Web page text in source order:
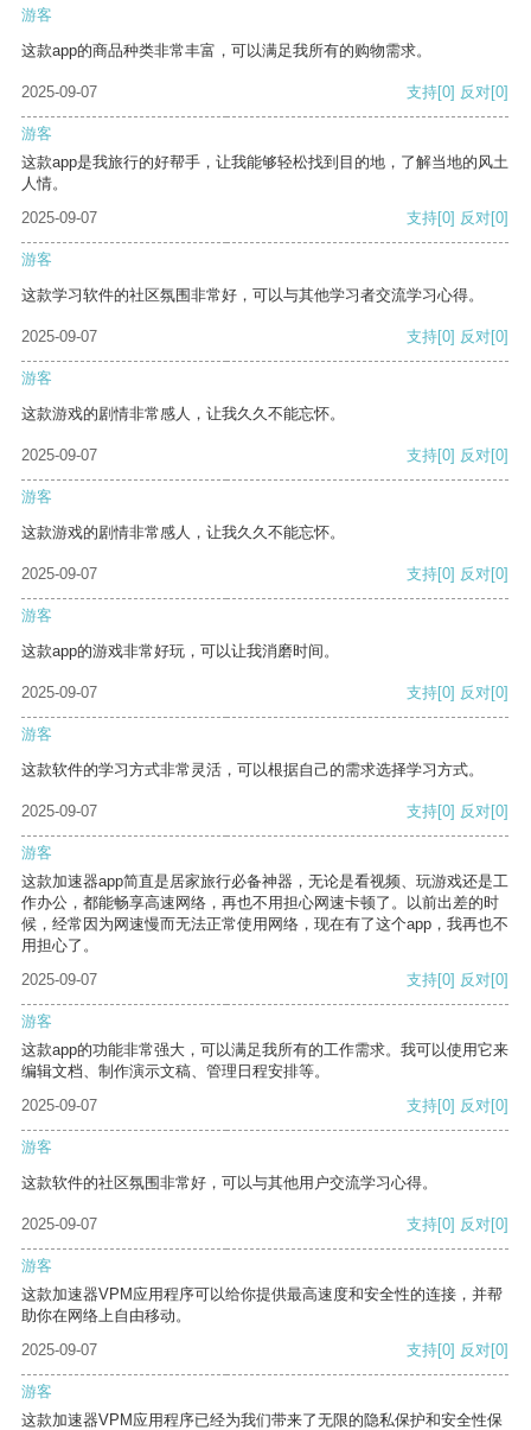
游客
这款app的商品种类非常丰富，可以满足我所有的购物需求。
2025-09-07 支持[0] 反对[0]
游客
这款app是我旅行的好帮手，让我能够轻松找到目的地，了解当地的风土
人情。
2025-09-07
支持[0] 反对[0]
游客
这款学习软件的社区氛围非常好，可以与其他学习者交流学习心得。
2025-09-07 支持[0] 反对[0]
游客
这款游戏的剧情非常感人，让我久久不能忘怀。
2025-09-07 支持[0] 反对[0]
游客
这款游戏的剧情非常感人，让我久久不能忘怀。
2025-09-07 支持[0] 反对[0]
游客
这款app的游戏非常好玩，可以让我消磨时间。
2025-09-07 支持[0] 反对[0]
游客
这款软件的学习方式非常灵活，可以根据自己的需求选择学习方式。
2025-09-07 支持[0] 反对[0]
游客
这款加速器app简直是居家旅行必备神器，无论是看视频、玩游戏还是工
作办公，都能畅享高速网络，再也不用担心网速卡顿了。以前出差的时
候，经常因为网速慢而无法正常使用网络，现在有了这个app，我再也不
用担心了。
2025-09-07
支持[0] 反对[0]
游客
这款app的功能非常强大，可以满足我所有的工作需求。我可以使用它来
编辑文档、制作演示文稿、管理日程安排等。
2025-09-07
支持[0] 反对[0]
游客
这款软件的社区氛围非常好，可以与其他用户交流学习心得。
2025-09-07 支持[0] 反对[0]
游客
这款加速器VPM应用程序可以给你提供最高速度和安全性的连接，并帮
助你在网络上自由移动。
2025-09-07
支持[0] 反对[0]
游客
这款加速器VPM应用程序已经为我们带来了无限的隐私保护和安全性保